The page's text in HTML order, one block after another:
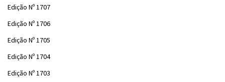
Edição Nº 1707
Edição Nº 1706
Edição Nº 1705
Edição Nº 1704
Edição Nº 1703